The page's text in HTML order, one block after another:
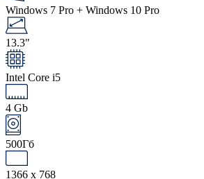
Windows 7 Pro + Windows 10 Pro
13.3"
Intel Core i5
4 Gb
500Гб
1366 x 768